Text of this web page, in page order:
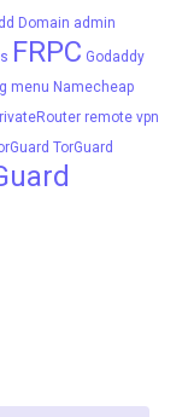
Domain admin
FRPC Godaddy
menu Namecheap
remote vpn
TorGuard